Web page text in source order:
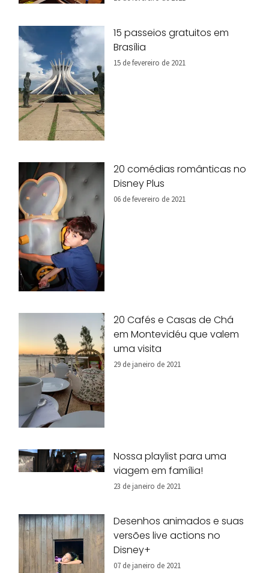
15 passeios gratuitos em
Brasília
15 de fevereiro de 2021
20 comédias românticas no
Disney Plus
06 de fevereiro de 2021
20 Cafés e Casas de Chá
em Montevidéu que valem
uma visita
29 de janeiro de 2021
Nossa playlist para uma
viagem em família!
23 de janeiro de 2021
Desenhos animados e suas
versões live actions no
Disney+
07 de janeiro de 2021